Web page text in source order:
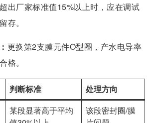
出厂家标准值15%以上时，应在调试
存。
更换第2支膜元件O型圈，产水电导率
格。
判断标准
处理方向
某段显著高于平均
该段密封圈/膜